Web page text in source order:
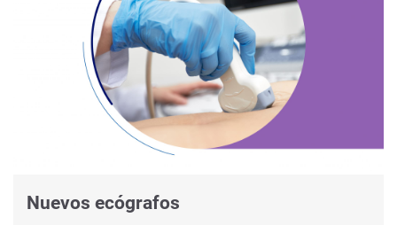
Nuevos ecógrafos